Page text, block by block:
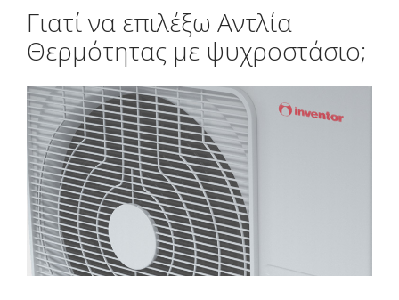
Γιατί να επιλέξω Αντλία
Θερμότητας με ψυχροστάσιο;